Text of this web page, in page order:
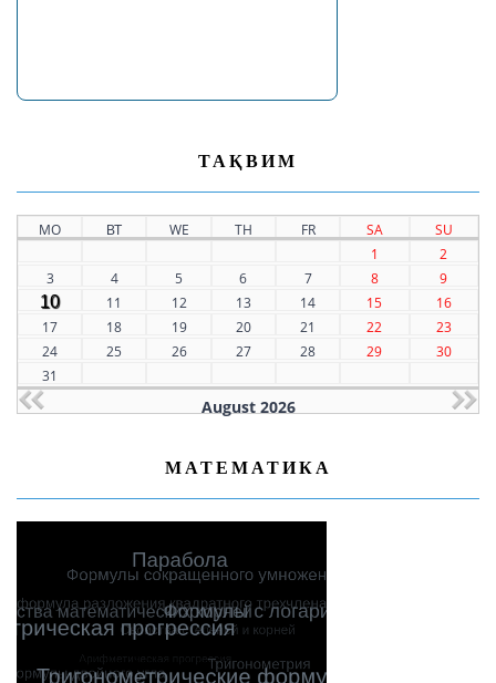
ТАҚВИМ
MO ВТ WE TH FR SA
SU
1
2
3
4 5 6 7 8
9
10
11 12 13 14 15
16
17
18 19 20 21 22
23
24
25 26 27 28 29
30
31
August 2026
МАТЕМАТИКА